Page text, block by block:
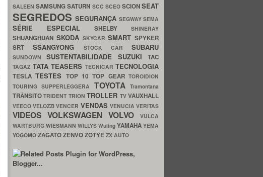
SALEENSAMSUNGSATURN SCC SCEO SCIONSEAT
SEGREDOSSEGURANÇA SEGWAYSEMA
SÉRIE ESPECIAL SHELBY SHINERAY
SHUANGHUAN SKODA SKYCARSMART SPYKER
SRTSSANGYONG STOCK CAR SUBARU
SUNDOWNSUSTENTABILIDADE SUZUKITAC
TAGAZ TATA TEASERS TECNICAR TECNOLOGIA
TESLATESTES TOP 10TOP GEARTOROIDION
TOURING SUPPERLEGGERA TOYOTATramontana
TRÂNSITOTRIDENT TRIONTROLLER TVVAUXHALL
VEECOVELOZZIVENCER VENDAS VENUCIAVERITAS
VIDEOS VOLKSWAGEN VOLVO
VULCA
WARTBURG WIESMANN WILLYS Wuling YAMAHA YEMA
YOGOMO ZAGATOZENVOZOTYE ZX AUTO